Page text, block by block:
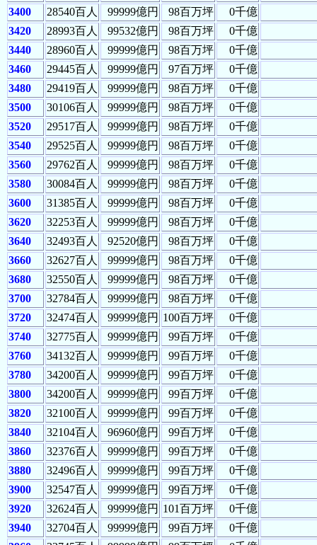
3400
28540百人 99999億円 98百万坪
0千億
3420
28993百人 99532億円 98百万坪
0千億
3440
28960百人 99999億円 98百万坪
0千億
3460
29445百人 99999億円 97百万坪
0千億
3480
29419百人 99999億円 98百万坪
0千億
3500
30106百人 99999億円 98百万坪
0千億
3520
29517百人 99999億円 98百万坪
0千億
3540
29525百人 99999億円 98百万坪
0千億
3560
29762百人 99999億円 98百万坪
0千億
3580
30084百人 99999億円 98百万坪
0千億
3600
31385百人 99999億円 98百万坪
0千億
3620
32253百人 99999億円 98百万坪
0千億
3640
32493百人 92520億円 98百万坪
0千億
3660
32627百人 99999億円 98百万坪
0千億
3680
32550百人 99999億円 98百万坪
0千億
3700
32784百人 99999億円 98百万坪
0千億
3720
32474百人 99999億円 100百万坪
0千億
3740
32775百人 99999億円 99百万坪
0千億
3760
34132百人 99999億円 99百万坪
0千億
3780
34200百人 99999億円 99百万坪
0千億
3800
34200百人 99999億円 99百万坪
0千億
3820
32100百人 99999億円 99百万坪
0千億
3840
32104百人 96960億円 99百万坪
0千億
3860
32376百人 99999億円 99百万坪
0千億
3880
32496百人 99999億円 99百万坪
0千億
3900
32547百人 99999億円 99百万坪
0千億
3920
32624百人 99999億円 101百万坪
0千億
3940
32704百人 99999億円 99百万坪
0千億